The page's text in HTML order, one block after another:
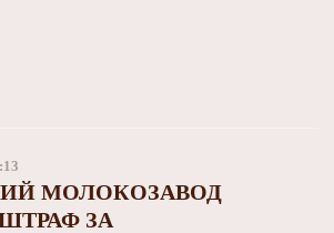
МОЛОКОЗАВОД
ЗА